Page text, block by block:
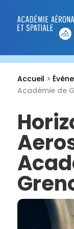
Accueil >
Académie de